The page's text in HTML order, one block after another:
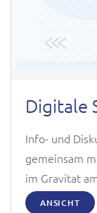
Digitale
Info- und
gemeinsam
im Gravitat
ANSICHT